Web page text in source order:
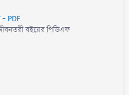
- PDF
বইয়ের পিডিএফ